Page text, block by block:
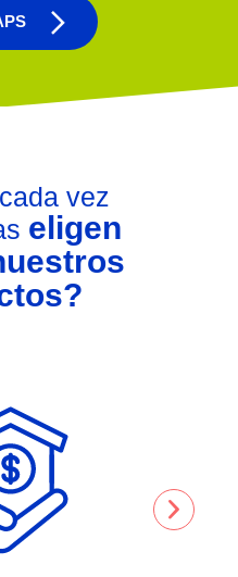
vez
eligen